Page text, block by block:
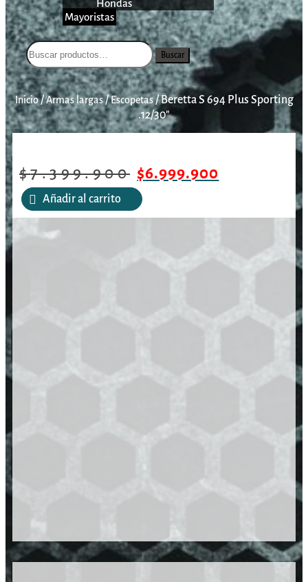
Hondas
Mayoristas
Buscar
Inicio/Armas largas/Escopetas/Beretta S 694 Plus Sporting
.12/30″
$7.399.900 $6.999.900
Añadir al carrito